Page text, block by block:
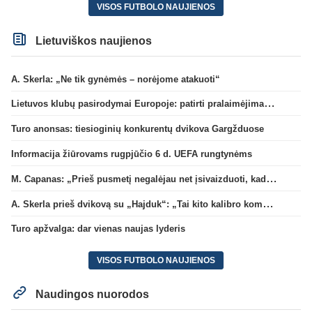
VISOS FUTBOLO NAUJIENOS
Lietuviškos naujienos
A. Skerla: „Ne tik gynėmės – norėjome atakuoti“
Lietuvos klubų pasirodymai Europoje: patirti pralaimėjimai Kroatijos atstovams
Turo anonsas: tiesioginių konkurentų dvikova Gargžduose
Informacija žiūrovams rugpjūčio 6 d. UEFA rungtynėms
M. Capanas: „Prieš pusmetį negalėjau net įsivaizduoti, kad žaisime prieš „Hajduk“
A. Skerla prieš dvikovą su „Hajduk“: „Tai kito kalibro komanda“
Turo apžvalga: dar vienas naujas lyderis
VISOS FUTBOLO NAUJIENOS
Naudingos nuorodos